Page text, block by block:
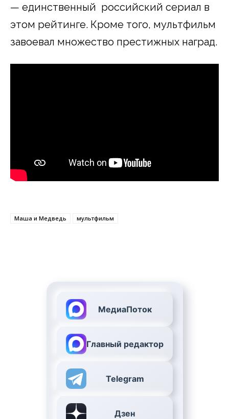
— единственный российский сериал в
этом рейтинге. Кроме того, мультфильм
завоевал множество престижных наград.
Маша и Медведь мультфильм
МедиаПоток
Главный редактор
Telegram
Дзен